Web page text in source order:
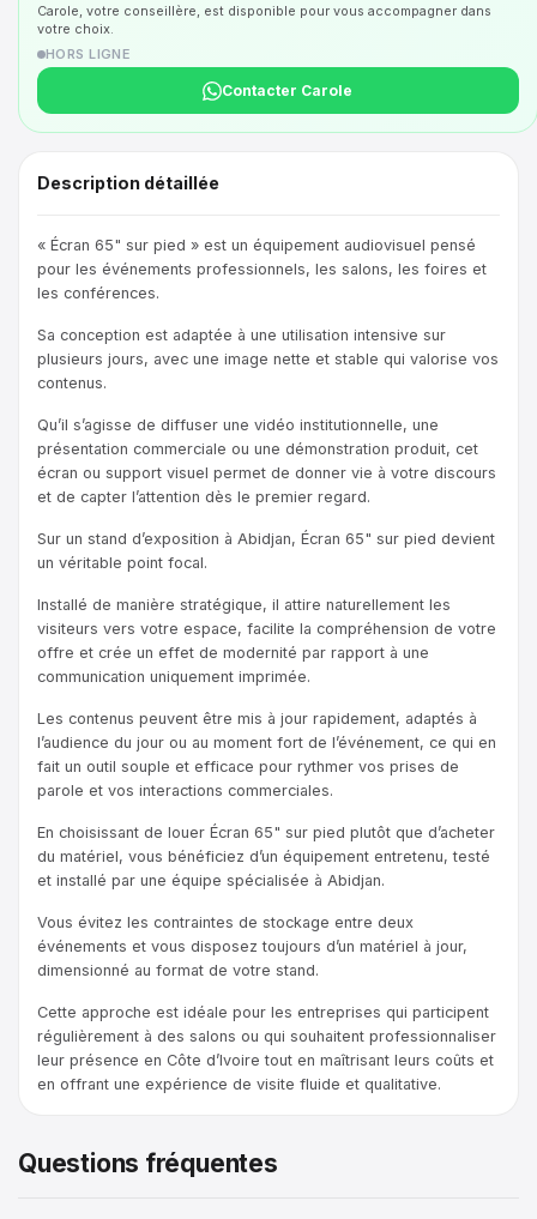
Carole, votre conseillère, est disponible pour vous accompagner dans
votre choix.
HORS LIGNE
Contacter Carole
Description détaillée
« Écran 65" sur pied » est un équipement audiovisuel pensé
pour les événements professionnels, les salons, les foires et
les conférences.
Sa conception est adaptée à une utilisation intensive sur
plusieurs jours, avec une image nette et stable qui valorise vos
contenus.
Qu’il s’agisse de diffuser une vidéo institutionnelle, une
présentation commerciale ou une démonstration produit, cet
écran ou support visuel permet de donner vie à votre discours
et de capter l’attention dès le premier regard.
Sur un stand d’exposition à Abidjan, Écran 65" sur pied devient
un véritable point focal.
Installé de manière stratégique, il attire naturellement les
visiteurs vers votre espace, facilite la compréhension de votre
offre et crée un effet de modernité par rapport à une
communication uniquement imprimée.
Les contenus peuvent être mis à jour rapidement, adaptés à
l’audience du jour ou au moment fort de l’événement, ce qui en
fait un outil souple et efficace pour rythmer vos prises de
parole et vos interactions commerciales.
En choisissant de louer Écran 65" sur pied plutôt que d’acheter
du matériel, vous bénéficiez d’un équipement entretenu, testé
et installé par une équipe spécialisée à Abidjan.
Vous évitez les contraintes de stockage entre deux
événements et vous disposez toujours d’un matériel à jour,
dimensionné au format de votre stand.
Cette approche est idéale pour les entreprises qui participent
régulièrement à des salons ou qui souhaitent professionnaliser
leur présence en Côte d’Ivoire tout en maîtrisant leurs coûts et
en offrant une expérience de visite fluide et qualitative.
Questions fréquentes